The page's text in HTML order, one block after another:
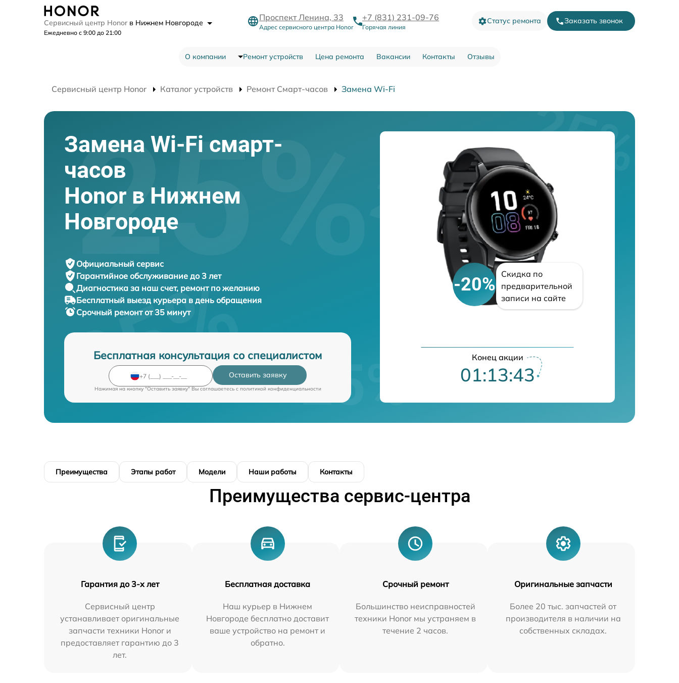
Сервисный центр Honor в Нижнем Новгороде
Ежедневно с 9:00 до 21:00
Проспект Ленина, 33
Адрес сервисного центра Honor
+7 (831) 231-09-76
Горячая линия
Статус ремонта Заказать звонок
О компании Ремонт устройств Цена ремонта Вакансии Контакты Отзывы
Сервисный центр Honor Каталог устройств Ремонт Смарт-часов Замена Wi-Fi
Замена Wi-Fi смарт-
часов
Honor в Нижнем
Новгороде
Официальный сервис
Гарантийное обслуживание до 3 лет
Диагностика за наш счет, ремонт по желанию
Бесплатный выезд курьера в день обращения
Срочный ремонтот 35 минут
Бесплатная консультация со специалистом
Оставить заявку
Нажимая на кнопку "Оставить заявку" Вы соглашаетесь c политикой конфиденциальности
-20%
Скидка по
предварительной
записи на сайте
Конец акции
01:13:42
Преимущества Этапы работ Модели Наши работы Контакты
Преимущества сервис-центра
Гарантия до 3-х лет
Сервисный центр
устанавливает оригинальные
запчасти техники Honor и
предоставляет гарантию до 3
лет.
Бесплатная доставка
Наш курьер в Нижнем
Новгороде бесплатно доставит
ваше устройство на ремонт и
обратно.
Срочный ремонт
Большинство неисправностей
техники Honor мы устраняем в
течение 2 часов.
Оригинальные запчасти
Более 20 тыс. запчастей от
производителя в наличии на
собственных складах.